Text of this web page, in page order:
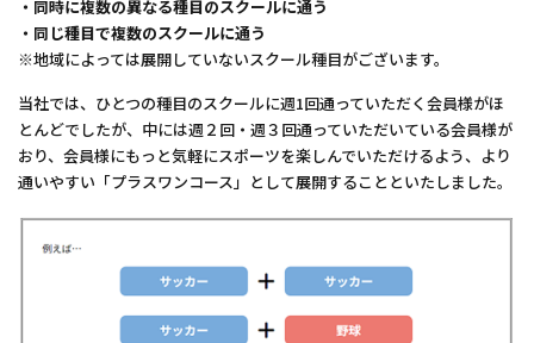
・同時に複数の異なる種目のスクールに通う
・同じ種目で複数のスクールに通う
※地域によっては展開していないスクール種目がございます。
当社では、ひとつの種目のスクールに週1回通っていただく会員様がほ
とんどでしたが、中には週２回・週３回通っていただいている会員様が
おり、会員様にもっと気軽にスポーツを楽しんでいただけるよう、より
通いやすい「プラスワンコース」として展開することといたしました。